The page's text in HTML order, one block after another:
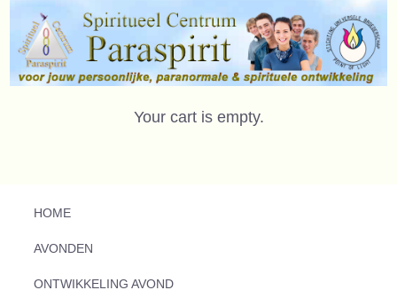
Your cart is empty.
HOME
AVONDEN
ONTWIKKELING AVOND